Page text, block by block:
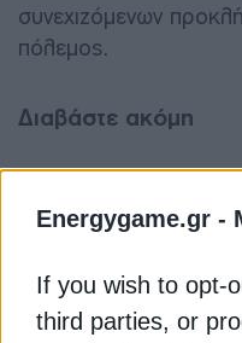
Energygame.gr -
If you wish to opt-
third parties, or
συνεχιζόμενων
πόλεμος.
Διαβάστε ακόμη
Η Ρωσία επιτέθηκε
Naftogaz
Naftogaz: Η
περισσότερο LNG